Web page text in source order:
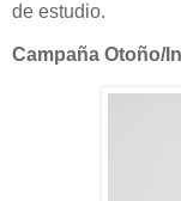
de estudio.
Campaña Otoño/